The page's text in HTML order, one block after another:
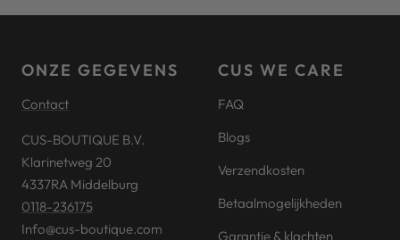
ONZE GEGEVENS
Contact
CUS-BOUTIQUE B.V.
Klarinetweg 20
4337RA Middelburg
0118-236175
Info@cus-boutique.com
CUS WE CARE
FAQ
Blogs
Verzendkosten
Betaalmogelijkheden
Garantie & klachten